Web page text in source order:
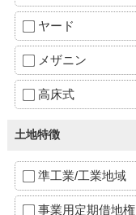
ヤード
メザニン
高床式
土地特徴
準工業/工業地域
事業用定期借地権